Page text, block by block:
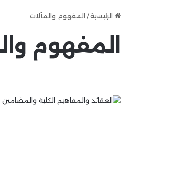
الرئيسية/ المفهوم والمآلات
المفهوم